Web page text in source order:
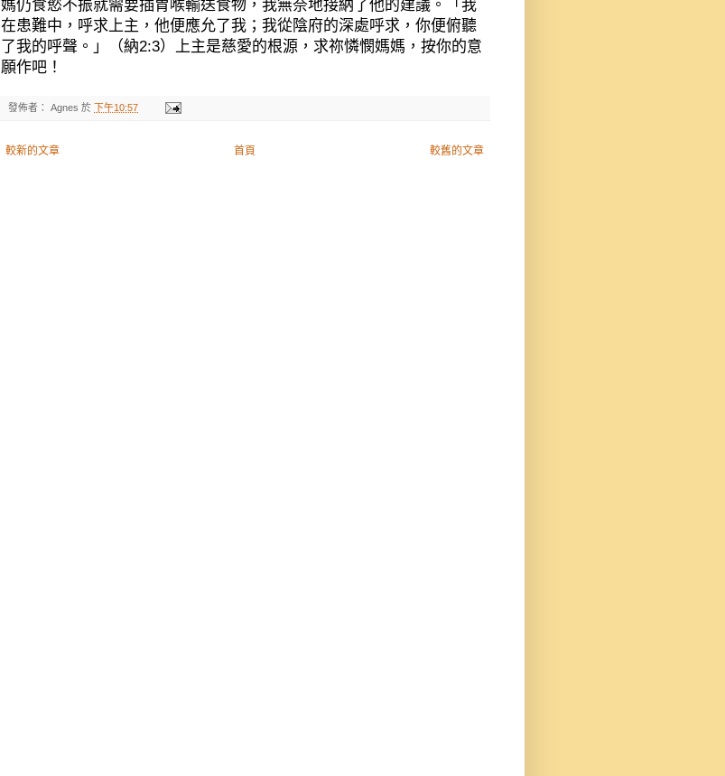
媽仍食慾不振就需要插胃喉輸送食物，我無奈地接納了他的建議。「我
在患難中，呼求上主，他便應允了我；我從陰府的深處呼求，你便俯聽
了我的呼聲。」（納2:3）上主是慈愛的根源，求祢憐憫媽媽，按你的意
願作吧！
發佈者： Agnes 於 下午10:57
較新的文章 較舊的文章
首頁